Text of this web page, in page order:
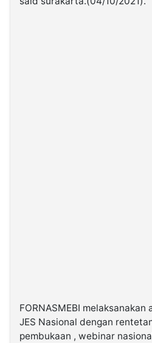
FORNASMEBI melaksanakan
JES Nasional dengan
pembukaan , webinar